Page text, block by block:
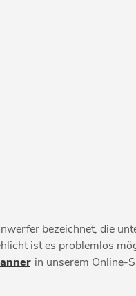
bezeichnet, die
ist es problemlos
in unserem Online-